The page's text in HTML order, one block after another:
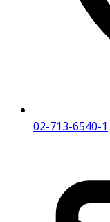
02-713-6540-1